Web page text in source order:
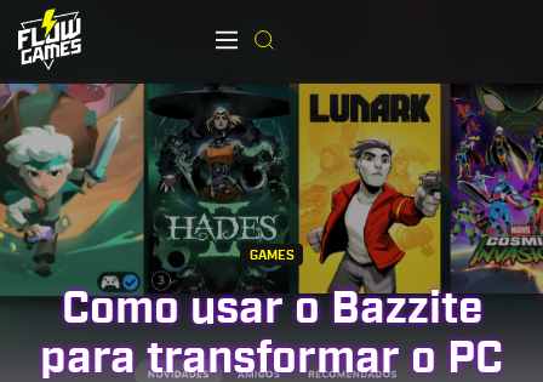
GAMES
Como usar o Bazzite
para transformar o PC